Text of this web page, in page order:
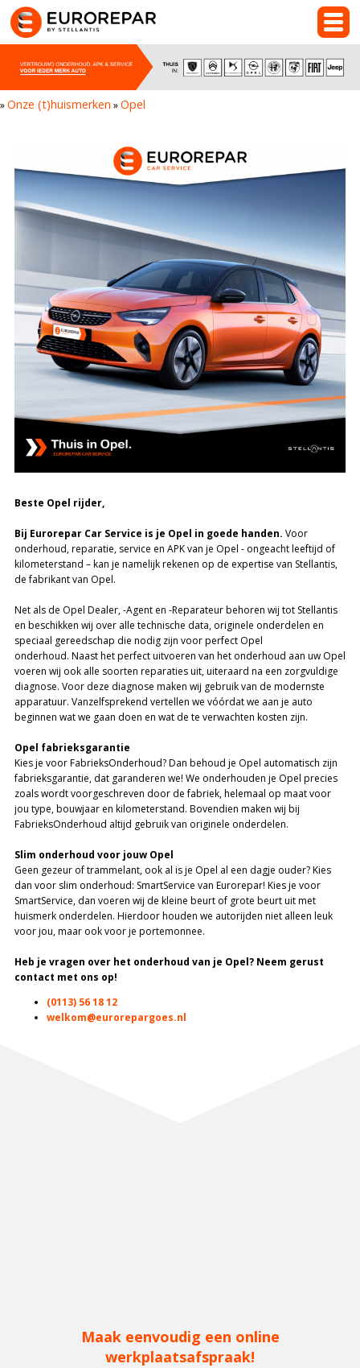
»Onze (t)huismerken »Opel
Beste Opel rijder,
Bij Eurorepar Car Service is je Opel in goede handen. Voor
onderhoud, reparatie, service en APK van je Opel - ongeacht leeftijd of
kilometerstand – kan je namelijk rekenen op de expertise van Stellantis,
de fabrikant van Opel.
Net als de Opel Dealer, -Agent en -Reparateur behoren wij tot Stellantis
en beschikken wij over alle technische data, originele onderdelen en
speciaal gereedschap die nodig zijn voor perfect Opel
onderhoud. Naast het perfect uitvoeren van het onderhoud aan uw Opel
voeren wij ook alle soorten reparaties uit, uiteraard na een zorgvuldige
diagnose. Voor deze diagnose maken wij gebruik van de modernste
apparatuur. Vanzelfsprekend vertellen we vóórdat we aan je auto
beginnen wat we gaan doen en wat de te verwachten kosten zijn.
Opel fabrieksgarantie
Kies je voor FabrieksOnderhoud? Dan behoud je Opel automatisch zijn
fabrieksgarantie, dat garanderen we! We onderhouden je Opel precies
zoals wordt voorgeschreven door de fabriek, helemaal op maat voor
jou type, bouwjaar en kilometerstand. Bovendien maken wij bij
FabrieksOnderhoud altijd gebruik van originele onderdelen.
Slim onderhoud voor jouw Opel
Geen gezeur of trammelant, ook al is je Opel al een dagje ouder? Kies
dan voor slim onderhoud: SmartService van Eurorepar! Kies je voor
SmartService, dan voeren wij de kleine beurt of grote beurt uit met
huismerk onderdelen. Hierdoor houden we autorijden niet alleen leuk
voor jou, maar ook voor je portemonnee.
Heb je vragen over het onderhoud van je Opel? Neem gerust
contact met ons op!
(0113) 56 18 12
welkom@eurorepargoes.nl
Maak eenvoudig een online
werkplaatsafspraak!